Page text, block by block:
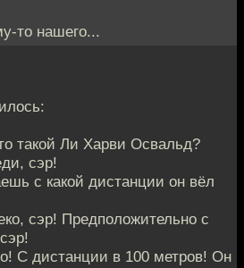
то нашего...
такой Ли Харви Освальд?
сэр!
с какой дистанции он вёл
сэр! Предположительно с
С дистанции в 100 метров! Он